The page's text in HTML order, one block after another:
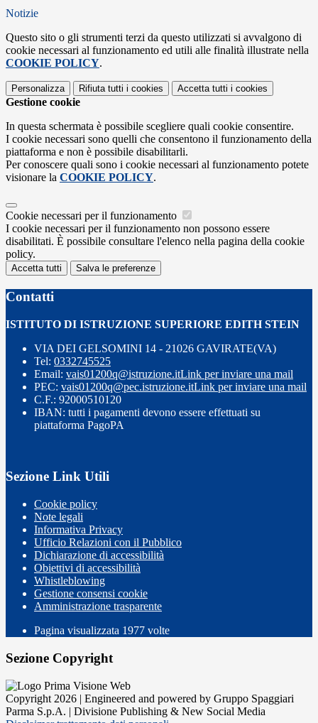
Notizie
Questo sito o gli strumenti terzi da questo utilizzati si avvalgono di
cookie necessari al funzionamento ed utili alle finalità illustrate nella
COOKIE POLICY.
Personalizza Rifiuta tutti i cookies Accetta tutti i cookies
Gestione cookie
In questa schermata è possibile scegliere quali cookie consentire.
I cookie necessari sono quelli che consentono il funzionamento della
piattaforma e non è possibile disabilitarli.
Per conoscere quali sono i cookie necessari al funzionamento potete
visionare la COOKIE POLICY.
Cookie necessari per il funzionamento
I cookie necessari per il funzionamento non possono essere
disabilitati. È possibile consultare l'elenco nella pagina della cookie
policy.
Accetta tutti Salva le preferenze
Contatti
ISTITUTO DI ISTRUZIONE SUPERIORE EDITH STEIN
VIA DEI GELSOMINI 14 - 21026 GAVIRATE(VA)
Tel: 0332745525
Email: vais01200q@istruzione.itLink per inviare una mail
PEC: vais01200q@pec.istruzione.itLink per inviare una mail
C.F.: 92000510120
IBAN: tutti i pagamenti devono essere effettuati su
piattaforma PagoPA
Sezione Link Utili
Cookie policy
Note legali
Informativa Privacy
Ufficio Relazioni con il Pubblico
Dichiarazione di accessibilità
Obiettivi di accessibilità
Whistleblowing
Gestione consensi cookie
Amministrazione trasparente
Pagina visualizzata 1977 volte
Sezione Copyright
Copyright 2026 | Engineered and powered by Gruppo Spaggiari
Parma S.p.A. | Divisione Publishing & New Social Media